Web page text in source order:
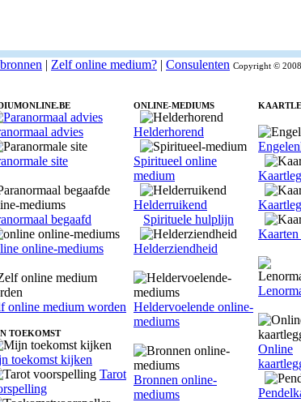
| Zelf online medium? | Consulenten Copyright ©
advies
site
begaafd
online-mediums
online medium worden
TOEKOMST
toekomst kijken
Tarot
ONLINE-MEDIUMS
Helderhorend
Spiritueel online
medium
Helderruikend
Spirituele hulplijn
Helderziendheid
Heldervoelende online-
mediums
Bronnen online-
mediums
Kaarten
Online